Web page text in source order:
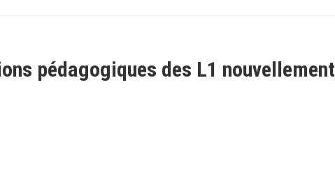
pédagogiques des L1 nouvellement